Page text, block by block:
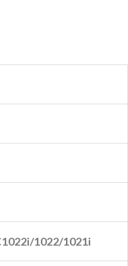
1022/1021i